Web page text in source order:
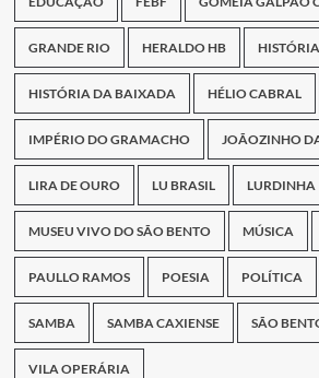
GRANDE RIO HERALDO HB HISTÓRIA
HISTÓRIA DA BAIXADA HÉLIO CABRAL
IMPÉRIO DO GRAMACHO JOÃOZINHO
LIRA DE OURO LU BRASIL LURDINHA
MUSEU VIVO DO SÃO BENTO MÚSICA
PAULLO RAMOS POESIA POLÍTICA
SAMBA SAMBA CAXIENSE SÃO
VILA OPERÁRIA